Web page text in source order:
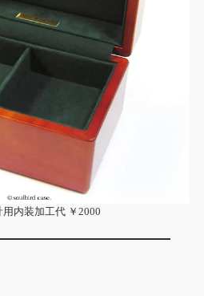
内装加工代 ￥2000